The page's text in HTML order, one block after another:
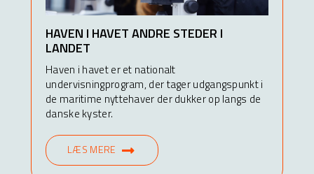
HAVEN I HAVET ANDRE STEDER I
LANDET
Haven i havet er et nationalt
undervisningprogram, der tager udgangspunkt i
de maritime nyttehaver der dukker op langs de
danske kyster.
LÆS MERE